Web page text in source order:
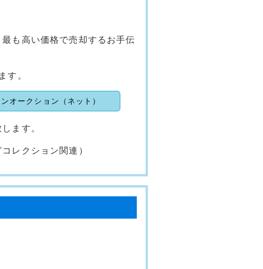
も高い価格で売却するお手伝
す。
オークション（ネット）
ます。
レクション関連）